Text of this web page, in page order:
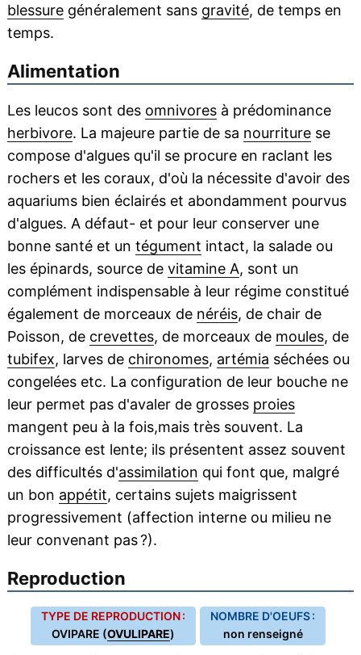
blessuregénéralement sans gravité, de temps en
temps.
Alimentation
Les leucos sont des omnivoresà prédominance
herbivore. La majeure partie de sa nourriturese
compose d'algues qu'il se procure en raclant les
rochers et les coraux, d'où la nécessite d'avoir des
aquariums bien éclairés et abondamment pourvus
d'algues. A défaut- et pour leur conserver une
bonne santé et un tégument intact, la salade ou
les épinards, source de vitamine A, sont un
complément indispensable à leur régime constitué
également de morceaux de néréis, de chair de
Poisson, de crevettes, de morceaux de moules, de
tubifex, larves de chironomes, artémia séchées ou
congelées etc. La configuration de leur bouche ne
leur permet pas d'avaler de grosses proies
mangent peu à la fois,mais très souvent. La
croissance est lente; ils présentent assez souvent
des difficultés d'assimilation qui font que, malgré
un bon appétit, certains sujets maigrissent
progressivement (affection interne ou milieu ne
leur convenant pas ?).
Reproduction
TYPE DE REPRODUCTION :
OVIPARE (OVULIPARE)
NOMBRE D'OEUFS :
non renseigné